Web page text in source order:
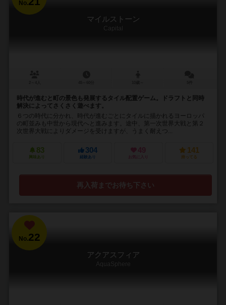
No.
マイルストーン
Capital
時代が進むと町の景色も発展するタイル配置ゲーム。ドラフトと同時
解決によってさくさく遊べます。
６つの時代に分かれ、時代が進むごとにタイルに描かれるヨーロッパ
の町並みも中世から現代へと進みます。途中、第一次世界大戦と第２
次世界大戦によりダメージを受けますが、うまく耐えつ...
83
興味あり
304
経験あり
49
お気に入り
141
持ってる
再入荷までお待ち下さい
No.22
アクアスフィア
AquaSphere